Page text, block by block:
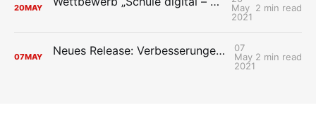
20MAY
May
2021
2 min read
07MAY Neues Release: Verbesserungen im Verwaltungsbereich
07
May
2021
2 min read